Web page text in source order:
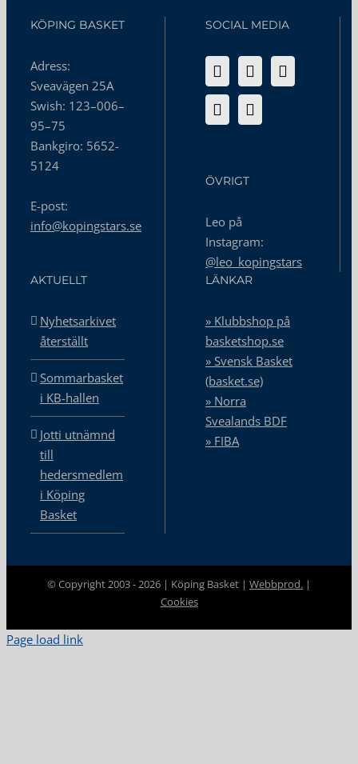
KÖPING BASKET
Adress:
Sveavägen 25A
Swish: 123–006–
95–75
Bankgiro: 5652-
5124
E-post:
info@kopingstars.se
SOCIAL MEDIA
ÖVRIGT
Leo på
Instagram:
@leo_kopingstars
AKTUELLT
Nyhetsarkivet
återställt
Sommarbasket
i KB-hallen
Jotti utnämnd
till
hedersmedlem
i Köping
Basket
LÄNKAR
» Klubbshop på
basketshop.se
» Svensk Basket
(basket.se)
» Norra
Svealands BDF
» FIBA
© Copyright 2003 -2026 | Köping Basket | Webbprod. |
Cookies
Page load link